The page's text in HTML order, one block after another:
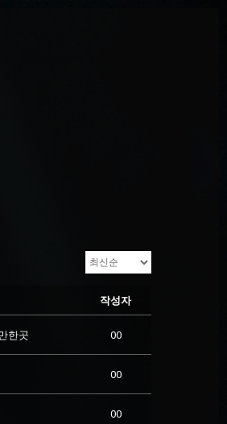
작성자
한곳 00
00
00